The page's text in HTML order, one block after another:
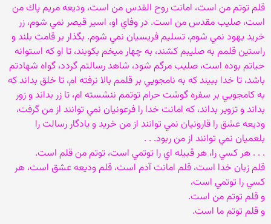
قلم توتم من است، امانت روح القدس من است، وديعه مريم پاك من
است، صليب مقدس من است. در وفاي او، اسير قيصر نمي شوم، زر
خريد يهود نمي شوم، تسليم فريسيان نمي شوم. بگذار بر قامت بلند و
راستين قلمم به صليبم كشند، به چهار ميخم بكوبند، تا او كه استوانه
حياتم بوده است، صليب مرگم شود، شاهد رسالتم گردد، گواه شهادتم
باشد، تا خدا ببيند كه به نامجويي بر قلمم بالا نرفته ام، تا خلق بداند كه
به كامجويي بر سفره گوشت حرام توتمم ننشسته ام، تا زر بداند و زور
بداند و تزوير بداند، كه امانت خدا را فرعونيان نمي توانند از من گرفت،
وديعه عشق را قارونيان نمي توانند از من خريد و يادگار رسالت را
بلعميان نمي توانند از من ربود. . .
. . . هر كسي را، هر قبيله اي را توتمي است، توتم من قلم است.
قلم زبان خدا است، قلم امانت آدم است، قلم وديعه عشق است، هر
كسي را توتمي است،
و قلم توتم من است.
و قلم توتم ما است.